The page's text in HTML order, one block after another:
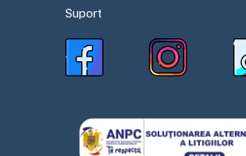
Suport